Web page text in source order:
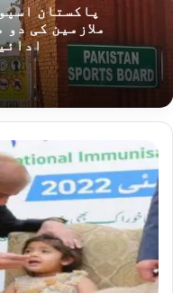
پاکستان
ملازمین کی
پ
و
ل
ی
و
ے
ب